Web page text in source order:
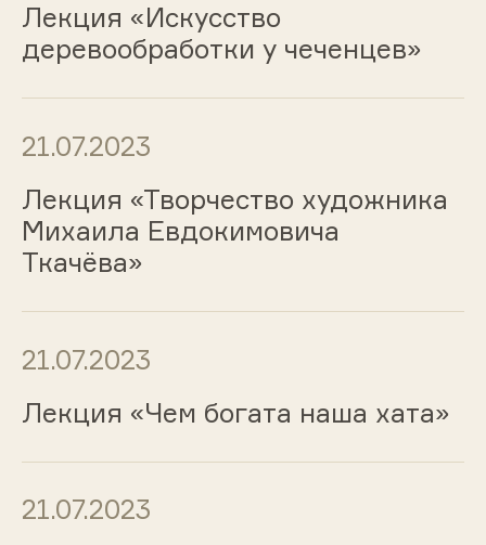
Лекция «Искусство
деревообработки у чеченцев»
21.07.2023
Лекция «Творчество художника
Михаила Евдокимовича
Ткачёва»
21.07.2023
Лекция «Чем богата наша хата»
21.07.2023